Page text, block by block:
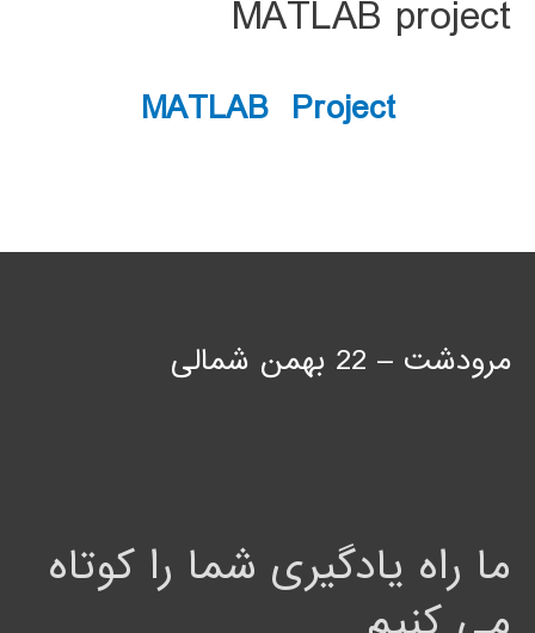
MATLAB project
MATLAB Project
مرودشت – 22 بهمن شمالی
ما راه یادگیری شما را کوتاه